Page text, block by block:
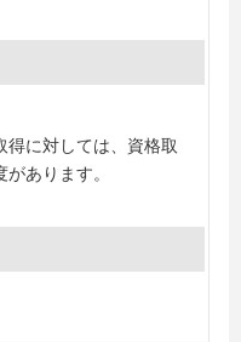
得に対しては、資格取
あります。